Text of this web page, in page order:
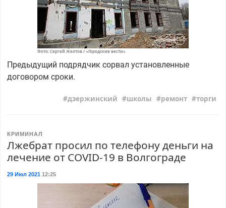
Фото: Сергей Желтов / «Городские вести»
Предыдущий подрядчик сорвал установленные
договором сроки.
дзержинский школы ремонт торги
КРИМИНАЛ
Лжебрат просил по телефону деньги на
лечение от COVID-19 в Волгограде
29 Июл 202112:25